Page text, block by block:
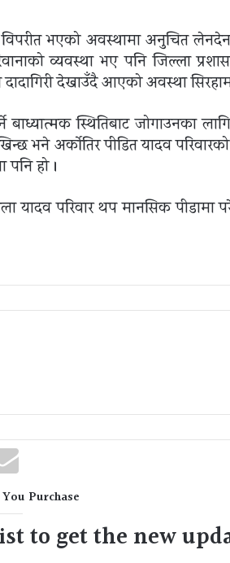
भएको अवस्थामा अनुचित
व्यवस्था भए पनि जिल्ला
देखाउँदै आएको अवस्था
बाध्यात्मक स्थितिबाट जोगाउनका
भने अर्कोतिर पीडित यादव परिवारको
हो ।
यादव परिवार थप मानसिक पीडामा
Purchase
to get the new